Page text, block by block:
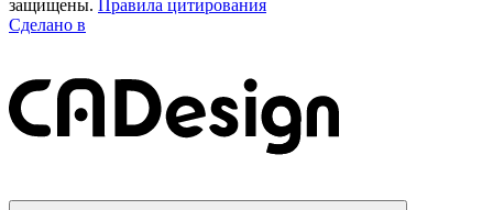
защищены.
Правила цитирования
Сделано в